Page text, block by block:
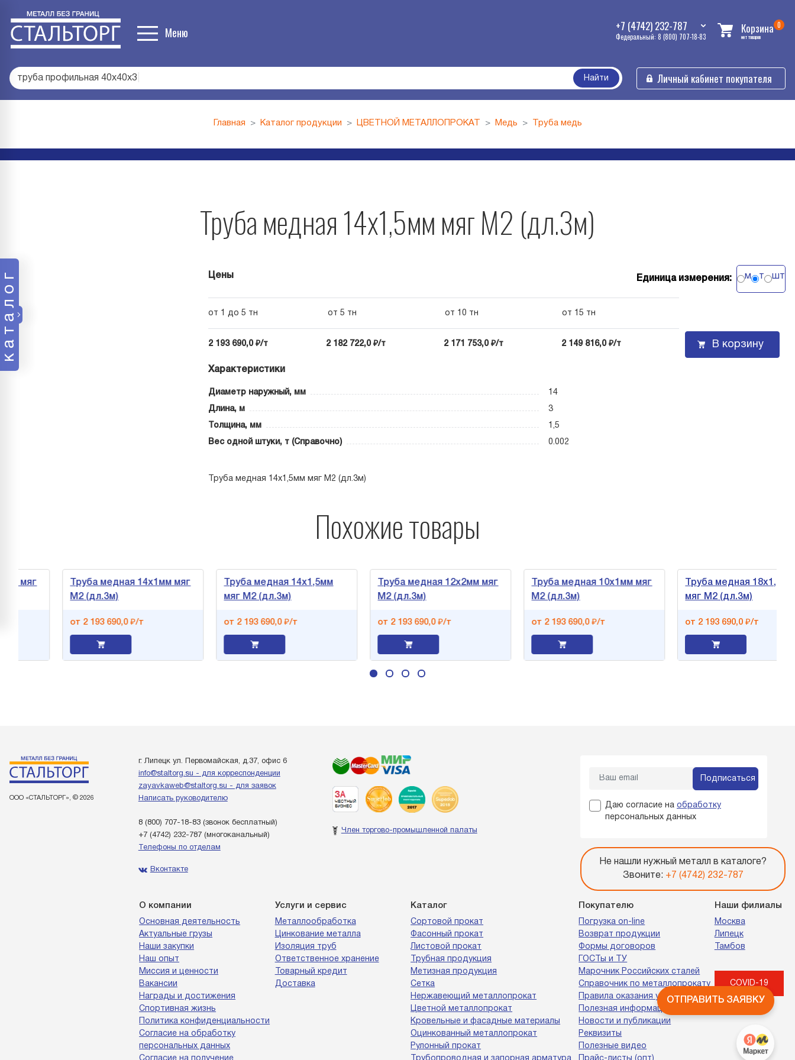
Меню +7 (4742) 232-787
Федеральный: 8 (800) 707-18-83
Корзина 0
нет товаров
труба профильная 40х40х3 Найти Личный кабинет покупателя
каталог
Главная Каталог продукции ЦВЕТНОЙ МЕТАЛЛОПРОКАТ Медь Труба медь
Труба медная 14х1,5мм мяг М2 (дл.3м)
Цены Единица измерения: м т шт
от 1 до 5 тн от 5 тн от 10 тн от 15 тн
2 193 690,0 ₽/т 2 182 722,0 ₽/т 2 171 753,0 ₽/т 2 149 816,0 ₽/т В корзину
Характеристики
Диаметр наружный, мм 14
Длина, м 3
Толщина, мм 1,5
Вес одной штуки, т (Справочно) 0.002
Труба медная 14х1,5мм мяг М2 (дл.3м)
Похожие товары
Труба медная 14х1мм мяг
М2 (дл.3м)
от 2 193 690,0 ₽/т
Труба медная 14х1,5мм
мяг М2 (дл.3м)
от 2 193 690,0 ₽/т
Труба медная 12х2мм мяг
М2 (дл.3м)
от 2 193 690,0 ₽/т
Труба медная 10х1мм мяг
М2 (дл.3м)
от 2 193 690,0 ₽/т
Труба медная 18х1,5мм
мяг М2 (дл.3м)
от 2 193 690,0 ₽/т
ООО «СТАЛЬТОРГ», © 2026
г. Липецк ул. Первомайская, д.37, офис 6
info@staltorg.su - для корреспонденции
zayavkaweb@staltorg.su - для заявок
Написать руководителю
8 (800) 707-18-83(звонок бесплатный)
+7 (4742) 232-787(многоканальный)
Телефоны по отделам
Вконтакте
О компании
Основная деятельность
Актуальные грузы
Наши закупки
Наш опыт
Миссия и ценности
Вакансии
Награды и достижения
Спортивная жизнь
Политика конфиденциальности
Согласие на обработку
персональных данных
Услуги и сервис
Металлообработка
Цинкование металла
Изоляция труб
Ответственное хранение
Товарный кредит
Доставка
Каталог
Сортовой прокат
Фасонный прокат
Листовой прокат
Трубная продукция
Метизная продукция
Сетка
Нержавеющий металлопрокат
Цветной металлопрокат
Кровельные и фасадные материалы
Оцинкованный металлопрокат
Рулонный прокат
Покупателю
Погрузка on-line
Возврат продукции
Формы договоров
ГОСТы и ТУ
Марочник Российских сталей
Справочник по металлопрокату
Правила оказания услуг
Полезная информация
Новости и публикации
Реквизиты
Полезные видео
Наши филиалы
Москва
Липецк
Тамбов
COVID-19
Подписаться
Даю согласие на обработку
персональных данных
Не нашли нужный металл в каталоге?
Звоните: +7 (4742) 232-787
Член торгово-промышленной палаты
ОТПРАВИТЬ ЗАЯВКУ